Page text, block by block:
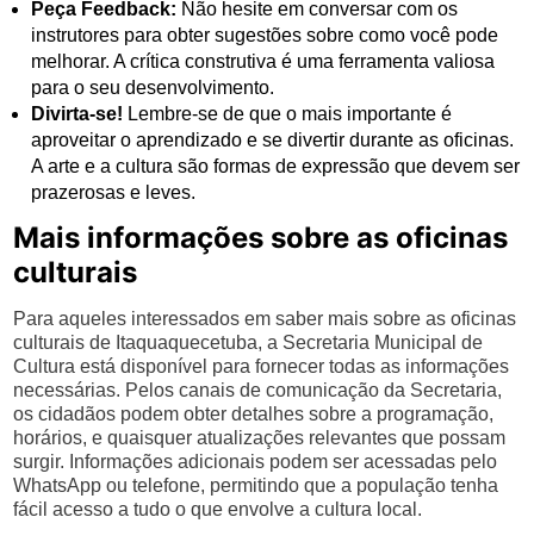
Peça Feedback: Não hesite em conversar com os
instrutores para obter sugestões sobre como você pode
melhorar. A crítica construtiva é uma ferramenta valiosa
para o seu desenvolvimento.
Divirta-se! Lembre-se de que o mais importante é
aproveitar o aprendizado e se divertir durante as oficinas.
A arte e a cultura são formas de expressão que devem ser
prazerosas e leves.
Mais informações sobre as oficinas
culturais
Para aqueles interessados em saber mais sobre as oficinas
culturais de Itaquaquecetuba, a Secretaria Municipal de
Cultura está disponível para fornecer todas as informações
necessárias. Pelos canais de comunicação da Secretaria,
os cidadãos podem obter detalhes sobre a programação,
horários, e quaisquer atualizações relevantes que possam
surgir. Informações adicionais podem ser acessadas pelo
WhatsApp ou telefone, permitindo que a população tenha
fácil acesso a tudo o que envolve a cultura local.